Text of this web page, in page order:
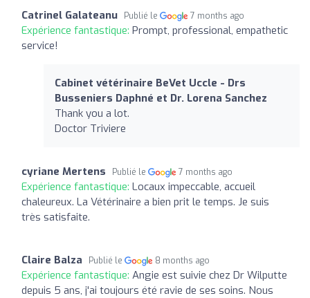
Catrinel Galateanu Publié le 7 months ago
Expérience fantastique: Prompt, professional, empathetic
service!
Cabinet vétérinaire BeVet Uccle - Drs
Busseniers Daphné et Dr. Lorena Sanchez
Thank you a lot.
Doctor Triviere
cyriane Mertens Publié le 7 months ago
Expérience fantastique: Locaux impeccable, accueil
chaleureux. La Vétérinaire a bien prit le temps. Je suis
très satisfaite.
Claire Balza Publié le 8 months ago
Expérience fantastique: Angie est suivie chez Dr Wilputte
depuis 5 ans, j'ai toujours été ravie de ses soins. Nous